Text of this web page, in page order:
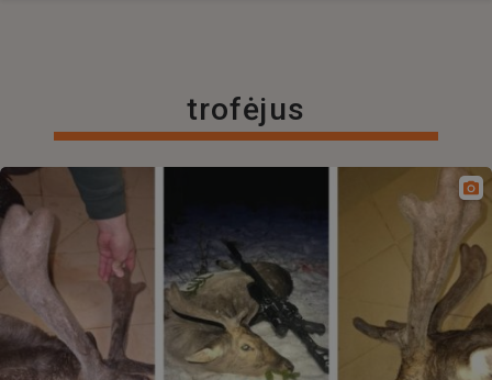
trofėjus